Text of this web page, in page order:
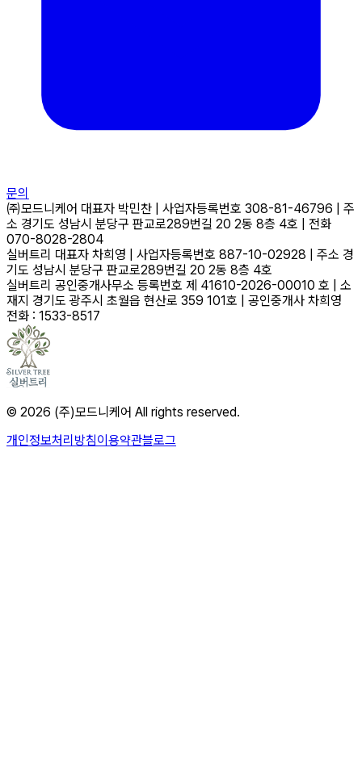
문의
㈜모드니케어 대표자 박민찬 사업자등록번호 308-81-46796
주
소 경기도 성남시 분당구 판교로289번길 20 2동 8층 4호
전화
070-8028-2804
실버트리 대표자 차희영 사업자등록번호 887-10-02928 주소 경
기도 성남시 분당구 판교로289번길 20 2동 8층 4호
실버트리 공인중개사무소 등록번호 제 41610-2026-00010 호
소
재지 경기도 광주시 초월읍 현산로 359 101호 공인중개사 차희영
전화 : 1533-8517
© 2026 (주)모드니케어 All rights reserved.
개인정보처리방침이용약관블로그